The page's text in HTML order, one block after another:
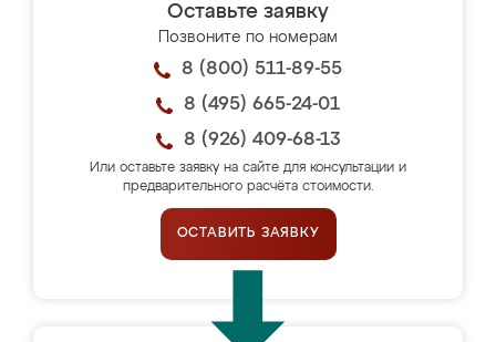
Оставьте заявку
Позвоните по номерам
8 (800) 511-89-55
8 (495) 665-24-01
8 (926) 409-68-13
Или оставьте заявку на сайте для консультации и
предварительного расчёта стоимости.
ОСТАВИТЬ ЗАЯВКУ